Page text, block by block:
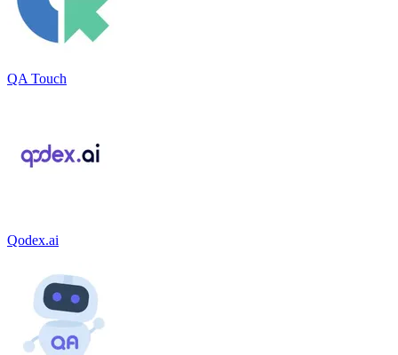
QA Touch
Qodex.ai